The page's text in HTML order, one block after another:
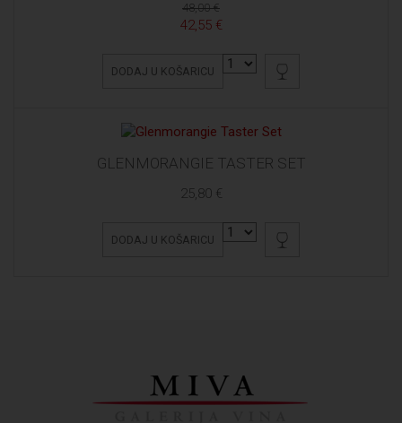
48,00 €
42,55 €
DODAJ U KOŠARICU
GLENMORANGIE TASTER SET
25,80 €
DODAJ U KOŠARICU